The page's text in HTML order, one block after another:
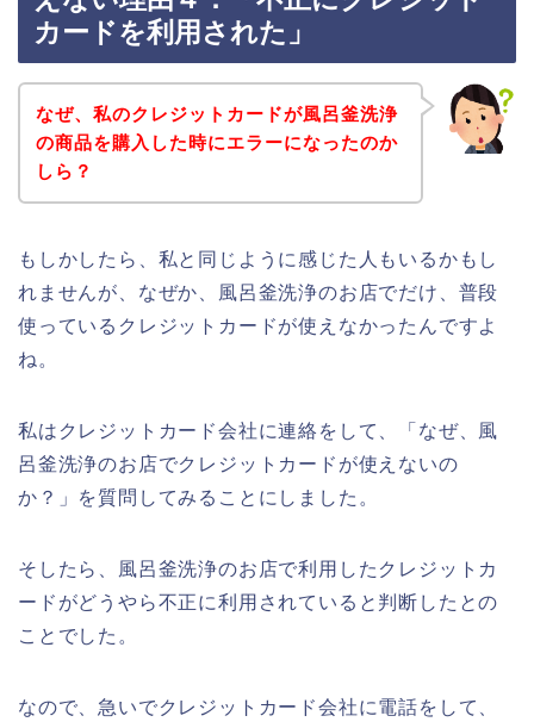
カードを利用された」
なぜ、私のクレジットカードが風呂釜洗浄
の商品を購入した時にエラーになったのか
しら？
もしかしたら、私と同じように感じた人もいるかもし
れませんが、なぜか、風呂釜洗浄のお店でだけ、普段
使っているクレジットカードが使えなかったんですよ
ね。
私はクレジットカード会社に連絡をして、「なぜ、風
呂釜洗浄のお店でクレジットカードが使えないの
か？」を質問してみることにしました。
そしたら、風呂釜洗浄のお店で利用したクレジットカ
ードがどうやら不正に利用されていると判断したとの
ことでした。
なので、急いでクレジットカード会社に電話をして、